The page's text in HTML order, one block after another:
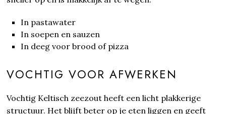
In pastawater
In soepen en sauzen
In deeg voor brood of pizza
VOCHTIG VOOR AFWERKEN
Vochtig Keltisch zeezout heeft een licht plakkerige
structuur. Het blijft beter op je eten liggen en geeft